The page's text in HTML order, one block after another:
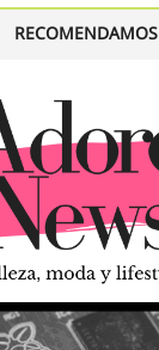
RECOMENDAMOS